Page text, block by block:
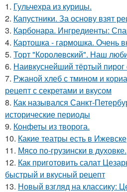
1. Гульчехра из курицы.
2. Капустники. За основу взят
3. Карбонара. Ингредиенты:
4. Картошка - гармошка. Очень
5. Торт "Королeвcкий". Наш
6. Наивкуснейший тёртый
7. Ржаной хлеб с тмином и
рецепт с секретами и вкусом
8. Как назывался Санкт-
исторические периоды
9. Конфеты из творога.
10. Какие театры есть в Ижевске
11. Мясо по-грузински в духовке.
12. Как приготовить салат
быстрый и вкусный рецепт
13. Новый взгляд на классику: